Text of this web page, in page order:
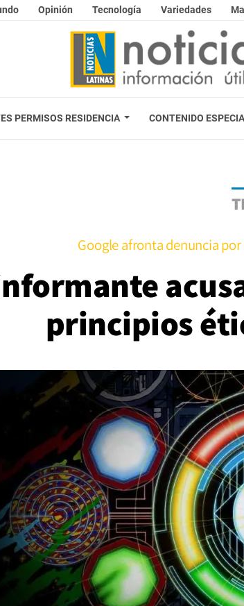
Opinión Tecnología Variedades
PERMISOS RESIDENCIA CONTENIDO
Google afronta denuncia
principios